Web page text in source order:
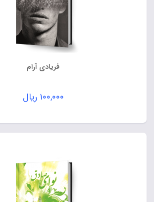
فریادی آرام
۱۰۰,۰۰۰ ریال